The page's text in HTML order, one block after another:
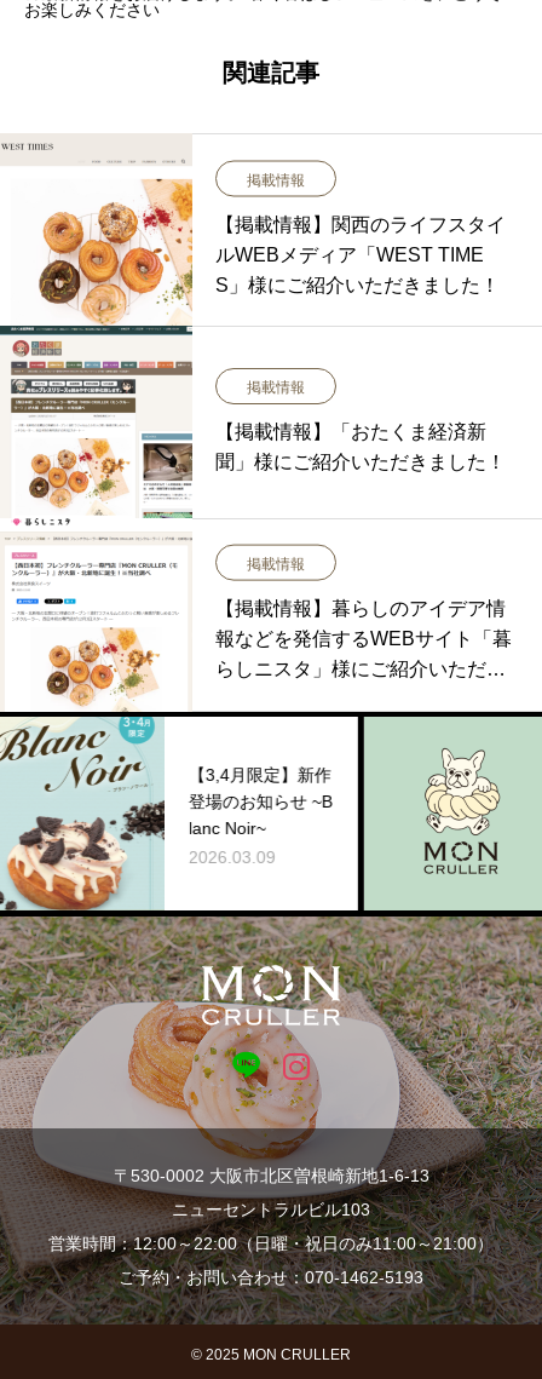
お楽しみください
関連記事
掲載情報
【掲載情報】関西のライフスタイ
ルWEBメディア「WEST TIME
S」様にご紹介いただきました！
掲載情報
【掲載情報】「おたくま経済新
聞」様にご紹介いただきました！
掲載情報
【掲載情報】暮らしのアイデア情
報などを発信するWEBサイト「暮
らしニスタ」様にご紹介いただき
【3,4月限定】新作
登場のお知らせ ~B
lanc Noir~
2026.03.09
ン！
〒530-0002 大阪市北区曽根崎新地1-6-13
ニューセントラルビル103
営業時間：12:00～22:00（日曜・祝日のみ11:00～21:00）
ご予約・お問い合わせ：070-1462-5193
© 2025 MON CRULLER